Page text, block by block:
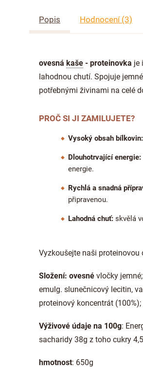
Popis Hodnocení (3)
ovesná kaše - proteinovka je
lahodnou chutí. Spojuje
potřebnými živinami na celé
PROČ SI JI ZAMILUJETE?
Vysoký obsah bílkovin:
Dlouhotrvající energie:
energie.
Rychlá a snadná
připravenou.
Lahodná chuť: skvělá
Vyzkoušejte naši
Složení: ovesné vločky
emulg. slunečnicový lecitin,
proteinový koncentrát
Výživové údaje na 100g:
sacharidy 38g z toho cukry
hmotnost: 650g